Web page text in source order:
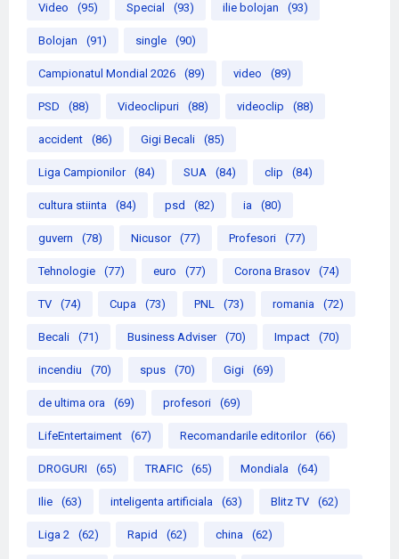
Video (95) Special (93) ilie bolojan (93)
Bolojan (91) single (90)
Campionatul Mondial 2026 (89) video (89)
PSD (88) Videoclipuri (88) videoclip (88)
accident (86) Gigi Becali (85)
Liga Campionilor (84) SUA (84) clip (84)
cultura stiinta (84) psd (82) ia (80)
guvern (78) Nicusor (77) Profesori (77)
Tehnologie (77) euro (77) Corona Brasov (74)
TV (74) Cupa (73) PNL (73) romania (72)
Becali (71) Business Adviser (70) Impact (70)
incendiu (70) spus (70) Gigi (69)
de ultima ora (69) profesori (69)
LifeEntertaiment (67) Recomandarile editorilor (66)
DROGURI (65) TRAFIC (65) Mondiala (64)
Ilie (63) inteligenta artificiala (63) Blitz TV (62)
Liga 2 (62) Rapid (62) china (62)